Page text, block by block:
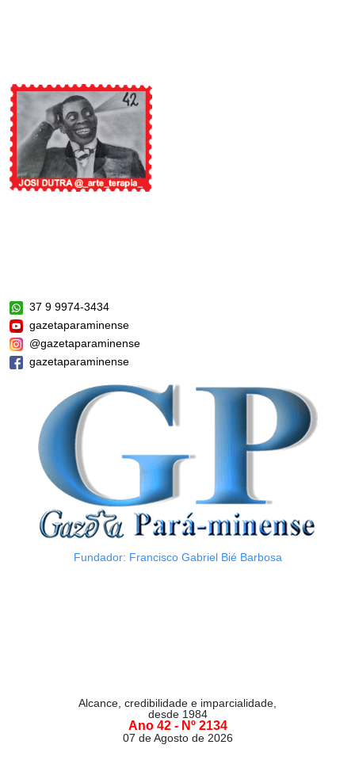
37 9 9974-3434
gazetaparaminense
@gazetaparaminense
gazetaparaminense
Fundador: Francisco Gabriel Bié Barbosa
Alcance, credibilidade e imparcialidade,
desde 1984
Ano 42 - Nº 2134
07 de Agosto de 2026